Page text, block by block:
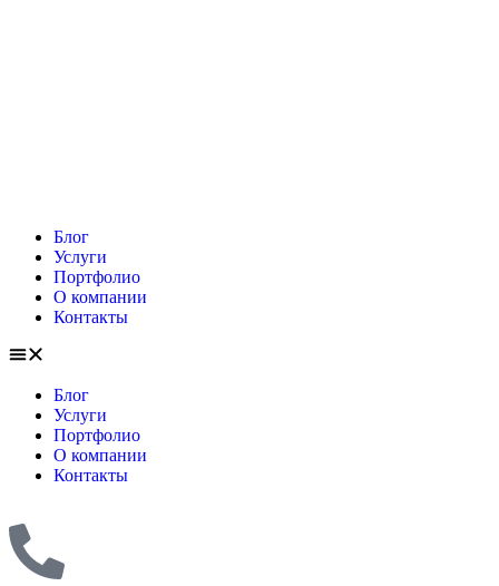
Блог
Услуги
Портфолио
О компании
Контакты
Блог
Услуги
Портфолио
О компании
Контакты